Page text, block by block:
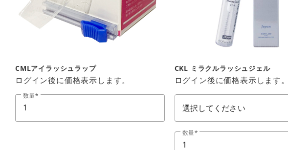
CMLアイラッシュラップ
ログイン後に価格表示します。
数量
CKL ミラクルラッシュジェル
ログイン後に価格表示します。
数量-1.3.6.12本
数量